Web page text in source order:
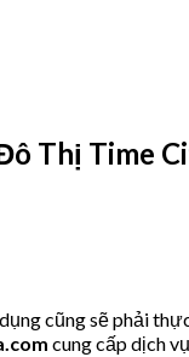
Thị Time
cũng sẽ phải
cung cấp dịch vụ